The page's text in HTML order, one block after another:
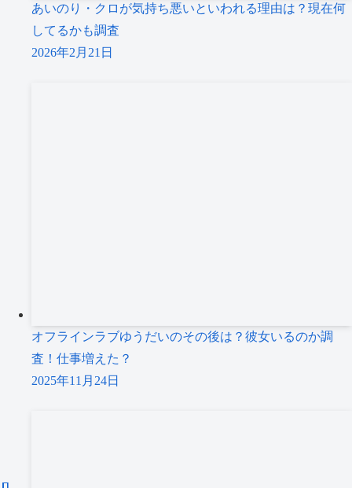
あいのり・クロが気持ち悪いといわれる理由は？現在何
してるかも調査
2026年2月21日
オフラインラブゆうだいのその後は？彼女いるのか調
査！仕事増えた？
2025年11月24日